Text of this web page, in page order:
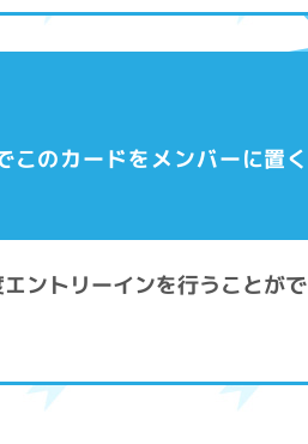
のカードをメンバーに置く
ントリーインを行うことがで